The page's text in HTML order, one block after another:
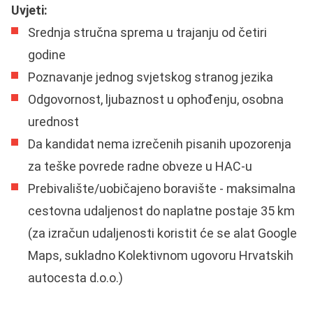
Uvjeti:
Srednja stručna sprema u trajanju od četiri
godine
Poznavanje jednog svjetskog stranog jezika
Odgovornost, ljubaznost u ophođenju, osobna
urednost
Da kandidat nema izrečenih pisanih upozorenja
za teške povrede radne obveze u HAC-u
Prebivalište/uobičajeno boravište - maksimalna
cestovna udaljenost do naplatne postaje 35 km
(za izračun udaljenosti koristit će se alat Google
Maps, sukladno Kolektivnom ugovoru Hrvatskih
autocesta d.o.o.)